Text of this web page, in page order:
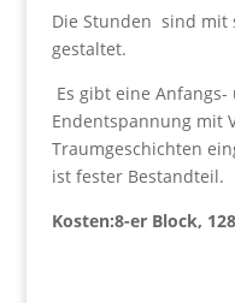
Die Stunden sind mit
gestaltet.
Es gibt eine
Endentspannung mit
Traumgeschichten
ist fester Bestandteil.
Kosten:8-er Block,